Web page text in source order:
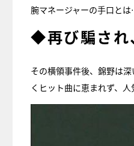
腕マネージャーの手口と
◆再び騙され
その横領事件後、錦野は
くヒット曲に恵まれず、